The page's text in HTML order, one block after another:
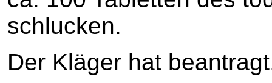
schlucken.
Der Kläger hat